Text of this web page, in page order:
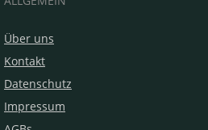
Über uns
Kontakt
Datenschutz
Impressum